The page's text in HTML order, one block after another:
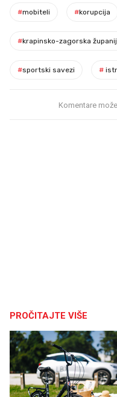
#mobiteli #korupcija
#krapinsko-zagorska
#sportski savezi #
Komentare
PROČITAJTE VIŠE